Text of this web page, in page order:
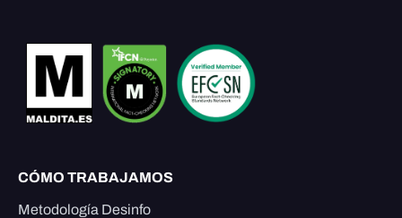
CÓMO TRABAJAMOS
Metodología Desinfo